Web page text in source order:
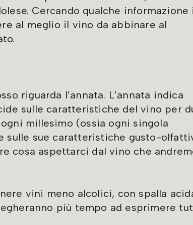
Cercando qualche informazione
al meglio il vino da abbinare al
riguarda l’annata. L’annata indica
sulle caratteristiche del vino per
millesimo (ossia ogni singola
sulle sue caratteristiche gusto-
cosa aspettarci dal vino che
vini meno alcolici, con spalla
più tempo ad esprimere